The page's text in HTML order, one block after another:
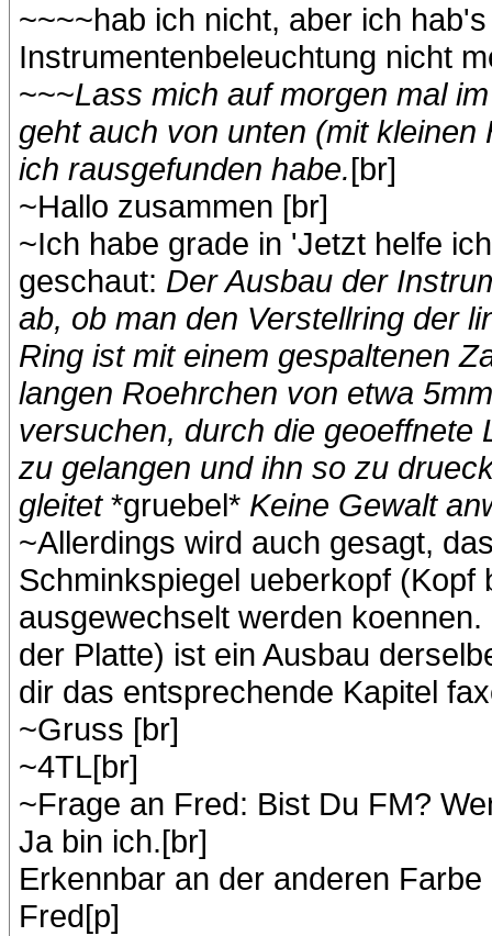
~~~~hab ich nicht, aber ich
Instrumentenbeleuchtung nicht
~~~Lass mich auf morgen mal
geht auch von unten (mit
ich rausgefunden habe.[br]
~Hallo zusammen [br]
~Ich habe grade in 'Jetzt helfe
geschaut: Der Ausbau der
ab, ob man den Verstellring der
Ring ist mit einem gespaltenen
langen Roehrchen von etwa
versuchen, durch die geoeffnete
zu gelangen und ihn so zu
gleitet*gruebel* Keine Gewalt
~Allerdings wird auch gesagt,
Schminkspiegel ueberkopf
ausgewechselt werden
der Platte) ist ein Ausbau
dir das entsprechende Kapitel
~Gruss [br]
~4TL[br]
~Frage an Fred: Bist Du FM?
Ja bin ich.[br]
Erkennbar an der anderen Farbe
Fred[p]